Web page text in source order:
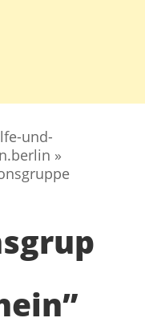
und-
»